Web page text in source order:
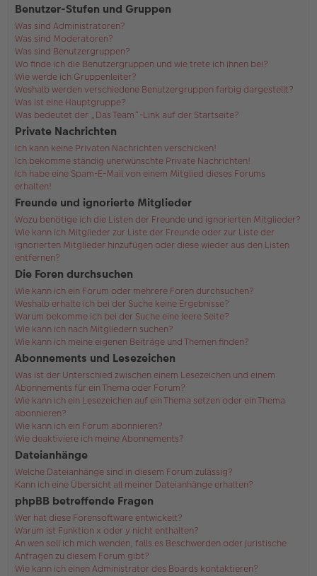
Benutzer-Stufen und Gruppen
Was sind Administratoren?
Was sind Moderatoren?
Was sind Benutzergruppen?
Wo finde ich die Benutzergruppen und wie trete ich ihnen bei?
Wie werde ich Gruppenleiter?
Weshalb werden verschiedene Benutzergruppen farbig dargestellt?
Was ist eine Hauptgruppe?
Was bedeutet der „Das Team“-Link auf der Startseite?
Private Nachrichten
Ich kann keine Privaten Nachrichten verschicken!
Ich bekomme ständig unerwünschte Private Nachrichten!
Ich habe eine Spam-E-Mail von einem Mitglied dieses Forums
erhalten!
Freunde und ignorierte Mitglieder
Wozu benötige ich die Listen der Freunde und ignorierten Mitglieder?
Wie kann ich Mitglieder zur Liste der Freunde oder zur Liste der
ignorierten Mitglieder hinzufügen oder diese wieder aus den Listen
entfernen?
Die Foren durchsuchen
Wie kann ich ein Forum oder mehrere Foren durchsuchen?
Weshalb erhalte ich bei der Suche keine Ergebnisse?
Warum bekomme ich bei der Suche eine leere Seite?
Wie kann ich nach Mitgliedern suchen?
Wie kann ich meine eigenen Beiträge und Themen finden?
Abonnements und Lesezeichen
Was ist der Unterschied zwischen einem Lesezeichen und einem
Abonnements für ein Thema oder Forum?
Wie kann ich ein Lesezeichen auf ein Thema setzen oder ein Thema
abonnieren?
Wie kann ich ein Forum abonnieren?
Wie deaktiviere ich meine Abonnements?
Dateianhänge
Welche Dateianhänge sind in diesem Forum zulässig?
Kann ich eine Übersicht all meiner Dateianhänge erhalten?
phpBB betreffende Fragen
Wer hat diese Forensoftware entwickelt?
Warum ist Funktion x oder y nicht enthalten?
An wen soll ich mich wenden, falls es Beschwerden oder juristische
Anfragen zu diesem Forum gibt?
Wie kann ich einen Administrator des Boards kontaktieren?